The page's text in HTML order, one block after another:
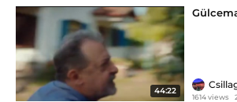
44:22
1614 views